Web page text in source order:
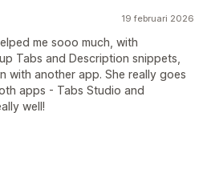
19 februari 2026
me sooo much, with
Tabs and Description snippets,
with another app. She really goes
apps - Tabs Studio and
well!